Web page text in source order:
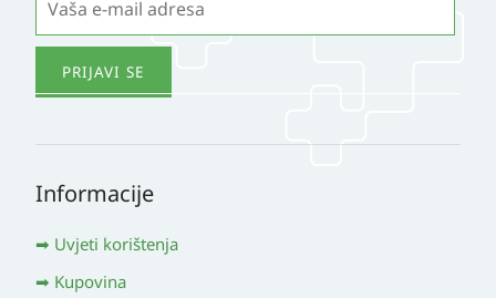
Informacije
Uvjeti korištenja
Kupovina